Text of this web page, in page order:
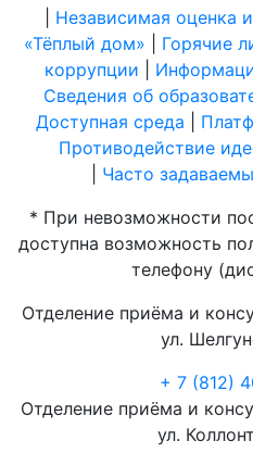
Независимая оценка
«Тёплый дом»
Горячие
коррупции
Сведения об
Доступная среда
Противодействие
Часто
* При невозможности
доступна возможность
телефону
Отделение приёма и
ул.
+ 7 (812)
Отделение приёма и
ул.